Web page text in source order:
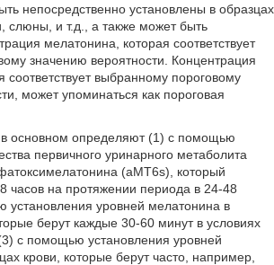
непосредственно установлены в образцах
слюны, и т.д., а также может быть
мелатонина, которая соответствует
значению вероятности. Концентрация
соответствует выбранному пороговому
может упоминаться как пороговая
основном определяют (1) с помощью
первичного уринарного метаболита
(aMT6s), который
часов на протяжении периода в 24-48
установления уровней мелатонина в
берут каждые 30-60 минут в условиях
с помощью установления уровней
крови, которые берут часто, например,